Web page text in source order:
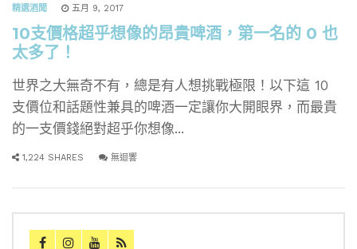
精選酒聞 五月 9, 2017
10支價格超乎想像的昂貴啤酒，第一名的 0 也
太多了！
世界之大無奇不有，總是有人想挑戰極限！以下這 10
支價位和話題性兼具的啤酒一定讓你大開眼界，而最貴
的一支價錢絕對超乎你想像...
1,224 SHARES 無迴響